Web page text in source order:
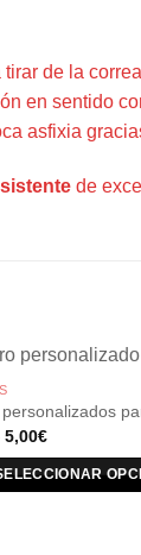
de la
en sentido
asfixia
de
5,00€